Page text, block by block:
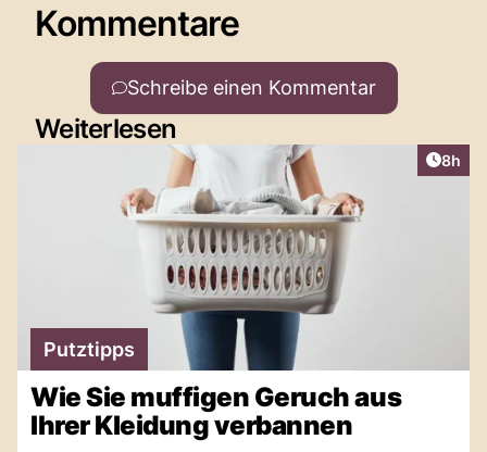
Kommentare
Schreibe einen Kommentar
Weiterlesen
8h
Putztipps
Wie Sie muffigen Geruch aus
Ihrer Kleidung verbannen